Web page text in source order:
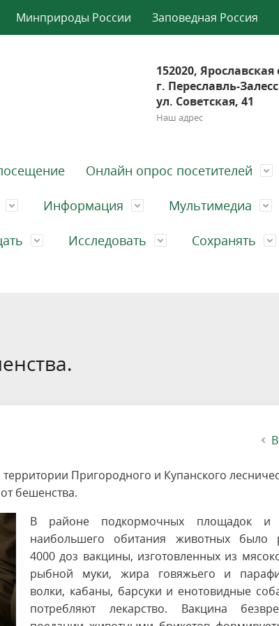
Минприроды России Заповедная Россия
152020, Ярославская
г. Переславль-
ул. Советская, 41
Наш адрес
парка
Онлайн опрос посетителей
карта
на озере Зоны для парусного
саженцев
Информация Мультимедиа
карта
Исследовать Сохранять
Интерактивная карта
Пригородного и Купанского
бешенства.
В районе подкормочных площадок и
наибольшего обитания животных было
4000 доз вакцины, изготовленных из
рыбной муки, жира говяжьего и
волки, кабаны, барсуки и енотовидные
потребляют лекарство. Вакцина